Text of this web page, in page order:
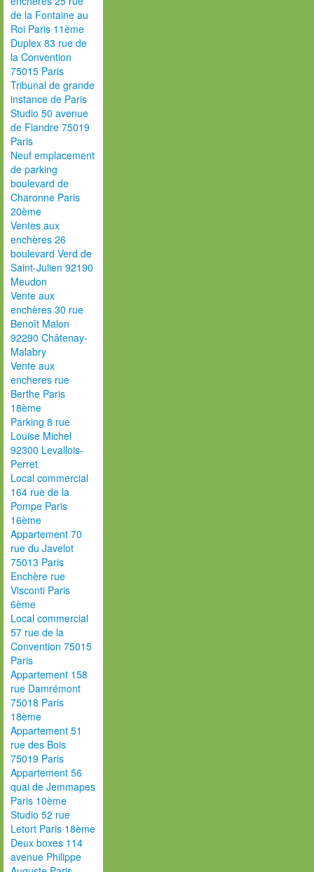
de la Fontaine au
Roi Paris 11ème
Duplex 83 rue de
la Convention
75015 Paris
Tribunal de grande
instance de Paris
Studio 50 avenue
de Flandre 75019
Paris
Neuf emplacement
de parking
boulevard de
Charonne Paris
20ème
Ventes aux
enchères 26
boulevard Verd de
Saint-Julien 92190
Meudon
Vente aux
enchères 30 rue
Benoît Malon
92290 Châtenay-
Malabry
Vente aux
encheres rue
Berthe Paris
18ème
Parking 8 rue
Louise Michel
92300 Levallois-
Perret
Local commercial
164 rue de la
Pompe Paris
16ème
Appartement 70
rue du Javelot
75013 Paris
Enchère rue
Visconti Paris
6ème
Local commercial
57 rue de la
Convention 75015
Paris
Appartement 158
rue Damrémont
75018 Paris
18ème
Appartement 51
rue des Bois
75019 Paris
Appartement 56
quai de Jemmapes
Paris 10ème
Studio 52 rue
Letort Paris 18ème
Deux boxes 114
avenue Philippe